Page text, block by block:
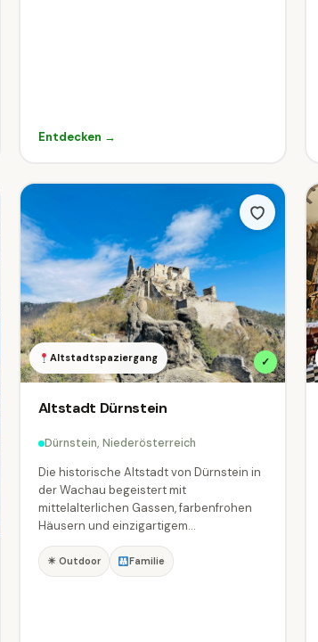
Entdecken →
Altstadtspaziergang ✓
Altstadt Dürnstein
Dürnstein, Niederösterreich
Die historische Altstadt von Dürnstein in
der Wachau begeistert mit
mittelalterlichen Gassen, farbenfrohen
Häusern und einzigartigem...
☀ Outdoor Familie